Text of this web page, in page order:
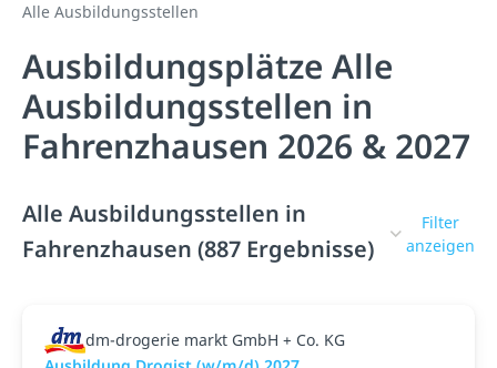
Alle Ausbildungsstellen
Ausbildungsplätze Alle
Ausbildungsstellen in
Fahrenzhausen 2026 & 2027
Alle Ausbildungsstellen in
Fahrenzhausen (887 Ergebnisse)
Filter
anzeigen
dm-drogerie markt GmbH + Co. KG